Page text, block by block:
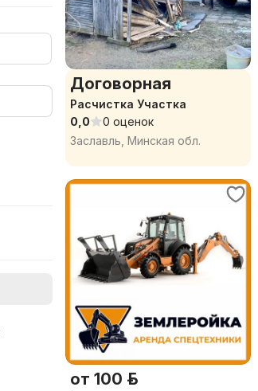
Договорная
Расчистка Участка
0,0
0 оценок
Заславль, Минская обл.
от 100 р.